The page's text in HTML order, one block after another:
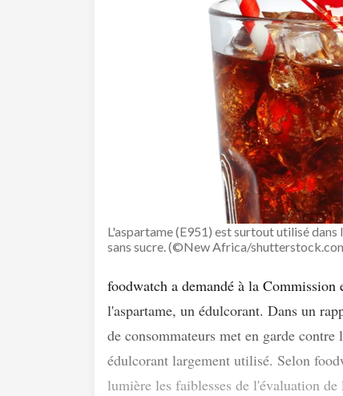
L'aspartame (E951) est surtout utilisé
sans sucre. (©New Africa/
foodwatch a demandé à la
l'aspartame, un édulcorant. Dans un
de consommateurs met en garde contre
édulcorant largement utilisé. Selon
lumière les faiblesses de l'évaluation